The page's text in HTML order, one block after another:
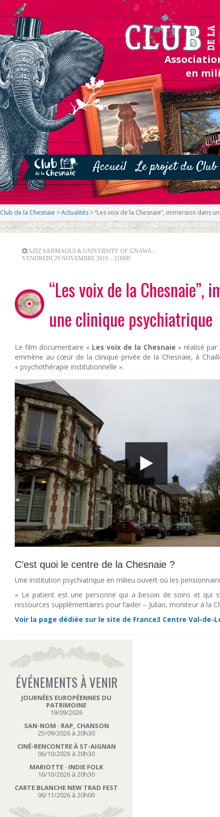
en
Accueil Le projet du Club
Club de la Chesnaie >Actualités >“Les voix de la Chesnaie”, immersion dans
AZIZ SAHMAOUI & UNIVERSITY OF GNAWA –
VENDREDI 29 NOVEMBRE 2019 – 21H00
“Les voix de la Chesnaie”,
une clinique psychiatrique
Le film documentaire « Les voix de la Chesnaie » réalisé par
emmène au cœur de la clinique privée de la Chesnaie, à
« psychothérapie institutionnelle ».
C’est quoi le centre de la Chesnaie ?
Une institution psychiatrique en milieu ouvert où les
« Le patient est une personne qui a besoin de soins et qui
ressources supplémentaires pour l’aider – Julian, moniteur à la
Voir la page dédiée sur le site de France3 Centre Val-de-
ÉVÉNEMENTS À VENIR
JOURNÉES EUROPÉENNES DU
PATRIMOINE
19/09/2026
SAN-NOM · RAP, CHANSON
25/09/2026 à 20h30
CINÉ-RENCONTRE À ST-AIGNAN
06/10/2026 à 20h30
MARIOTTE · INDIE FOLK
16/10/2026 à 20h30
CARTE BLANCHE NEW TRAD FEST
06/11/2026 à 20h00